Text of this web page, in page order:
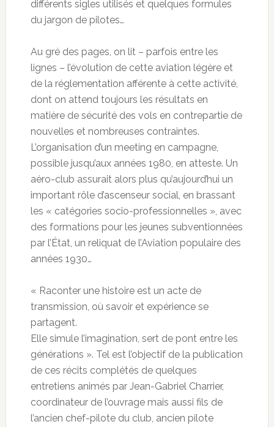
différents sigles utilisés et quelques formules
du jargon de pilotes…
Au gré des pages, on lit – parfois entre les
lignes – l’évolution de cette aviation légère et
de la réglementation afférente à cette activité,
dont on attend toujours les résultats en
matière de sécurité des vols en contrepartie de
nouvelles et nombreuses contraintes.
L’organisation d’un meeting en campagne,
possible jusqu’aux années 1980, en atteste. Un
aéro-club assurait alors plus qu’aujourd’hui un
important rôle d’ascenseur social, en brassant
les « catégories socio-professionnelles », avec
des formations pour les jeunes subventionnées
par l’État, un reliquat de l’Aviation populaire des
années 1930…
« Raconter une histoire est un acte de
transmission, où savoir et expérience se
partagent.
Elle simule l’imagination, sert de pont entre les
générations ». Tel est l’objectif de la publication
de ces récits complétés de quelques
entretiens animés par Jean-Gabriel Charrier,
coordinateur de l’ouvrage mais aussi fils de
l’ancien chef-pilote du club, ancien pilote